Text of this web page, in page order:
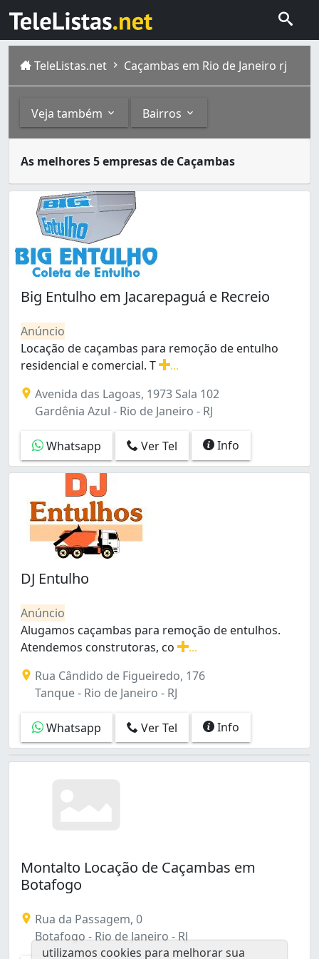
TeleListas.net Caçambas em Rio de Janeiro rj
Veja também Bairros
Coleta de Entulho (1)
Limpeza Pós Obra (1)
Anil (1)
Bonsucesso (6)
Botafogo (1)
Cachambi (1)
Campo Grande (2)
Cascadura (1)
Centro (2)
Cordovil (1)
Freguesia (Jacarepaguá) (1)
Galeão (4)
Gardênia Azul (2)
Jacarepaguá (2)
Jacarezinho (1)
Manguinhos (1)
Penha Circular (1)
Piedade (1)
Pilares (1)
Praça Seca (1)
Recreio dos Bandeirantes (2)
Santo Cristo (1)
Tanque (1)
Taquara (1)
Tijuca (1)
Vargem Grande (3)
Vidigal (1)
Vila Valqueire (1)
As melhores 5 empresas de Caçambas
A cidade do Rio de Janeiro capital do estado
Big Entulho em Jacarepaguá e Recreio
Anúncio
Locação de caçambas para remoção de entulho
residencial e comercial. T
Avenida das Lagoas, 1973 Sala 102
Gardênia Azul - Rio de Janeiro - RJ
Whatsapp Ver Tel Info
DJ Entulho
Anúncio
Alugamos caçambas para remoção de entulhos.
Atendemos construtoras, co
Rua Cândido de Figueiredo, 176
Tanque - Rio de Janeiro - RJ
Whatsapp Ver Tel Info
Montalto Locação de Caçambas em
Botafogo
Rua da Passagem, 0
Botafogo - Rio de Janeiro - RJ
utilizamos cookies para melhorar sua